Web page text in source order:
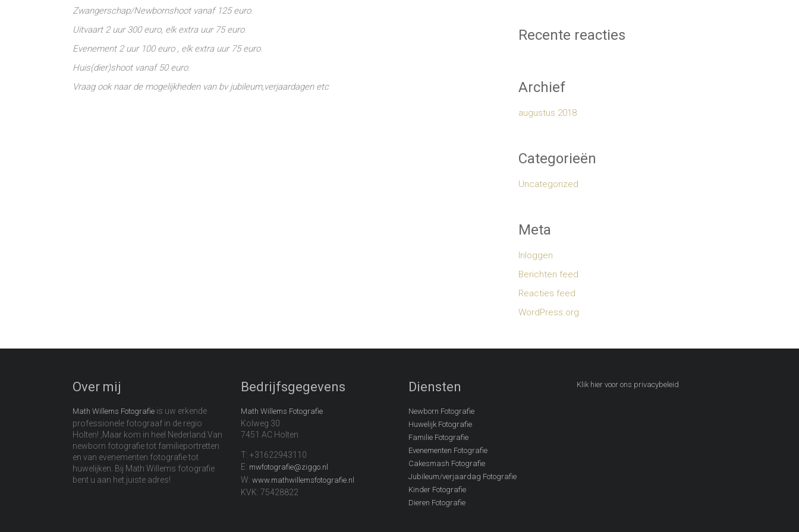
Zwangerschap/Newbornshoot vanaf 125 euro.
Uitvaart 2 uur 300 euro, elk extra uur 75 euro.
Evenement 2 uur 100 euro , elk extra uur 75 euro.
Huis(dier)shoot vanaf 50 euro.
Vraag ook naar de mogelijkheden van bv jubileum,verjaardagen etc
Recente reacties
Archief
augustus 2018
Categorieën
Uncategorized
Meta
Inloggen
Berichten feed
Reacties feed
WordPress.org
Over mij
Math Willems Fotografie is uw erkende
professionele fotograaf in de regio
Holten! ,Maar kom in heel Nederland.Van
newborn fotografie tot familieportretten
en van evenementen fotografie tot
huwelijken. Bij Math Willems fotografie
bent u aan het juiste adres!
Bedrijfsgegevens
Math Willems Fotografie
Kolweg 30
7451 AC Holten
T: +31622943110
E: mwfotografie@ziggo.nl
W: www.mathwillemsfotografie.nl
KVK: 75428822
Diensten
Newborn Fotografie
Huwelijk Fotografie
Familie Fotografie
Evenementen Fotografie
Cakesmash Fotografie
Jubileum/verjaardag Fotografie
Kinder Fotografie
Dieren Fotografie
Klik hier voor ons privacybeleid